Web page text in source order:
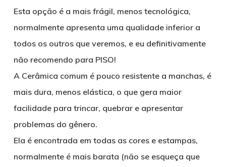
Esta opção é a mais frágil, menos tecnológica,
normalmente apresenta uma qualidade inferior a
todos os outros que veremos, e eu definitivamente
não recomendo para PISO!
A Cerâmica comum é pouco resistente a manchas, é
mais dura, menos elástica, o que gera maior
facilidade para trincar, quebrar e apresentar
problemas do gênero.
Ela é encontrada em todas as cores e estampas,
normalmente é mais barata (não se esqueça que